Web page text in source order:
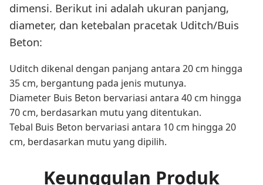
dimensi. Berikut ini adalah ukuran panjang,
diameter, dan ketebalan pracetak Uditch/Buis
Beton:
Uditch dikenal dengan panjang antara 20 cm hingga
35 cm, bergantung pada jenis mutunya.
Diameter Buis Beton bervariasi antara 40 cm hingga
70 cm, berdasarkan mutu yang ditentukan.
Tebal Buis Beton bervariasi antara 10 cm hingga 20
cm, berdasarkan mutu yang dipilih.
Keunggulan Produk